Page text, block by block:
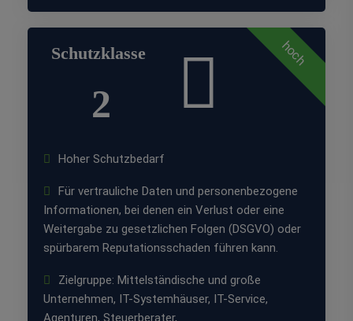
hoch
Schutzklasse
2
Hoher Schutzbedarf
Für vertrauliche Daten und personenbezogene
Informationen, bei denen ein Verlust oder eine
Weitergabe zu gesetzlichen Folgen (DSGVO) oder
spürbarem Reputationsschaden führen kann.
Zielgruppe: Mittelständische und große
Unternehmen, IT-Systemhäuser, IT-Service,
Agenturen, Steuerberater,